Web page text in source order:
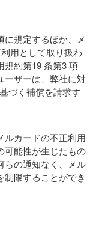
に規定するほか、メ
用として取り扱わ
規約第19 条第3 項
ーザーは、弊社に対
づく補償を請求す
ルカードの不正利用
可能性が生じたもの
らの通知なく、メル
制限することができ